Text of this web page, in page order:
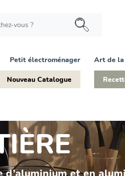
Petit électroménager Art de
Nouveau Catalogue